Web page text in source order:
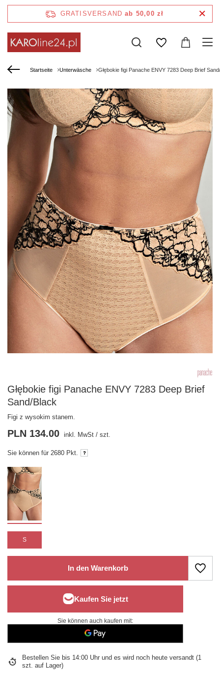
GRATISVERSAND ab 50,00 zł
Startseite Unterwäsche Głębokie figi Panache ENVY 7283 Deep Brief
Głębokie figi Panache ENVY 7283 Deep Brief
Sand/Black
Figi z wysokim stanem.
S
PLN 134.00 inkl. MwSt / szt.
Sie können für 2680 Pkt.
In den Warenkorb
Sie können auch kaufen mit:
Bestellen Sie bis 14:00 Uhr und es wird noch heute versandt (1
szt. auf Lager)